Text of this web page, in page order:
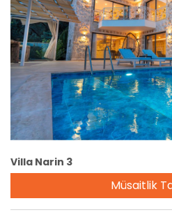
Villa Narin 3
Müsaitlik